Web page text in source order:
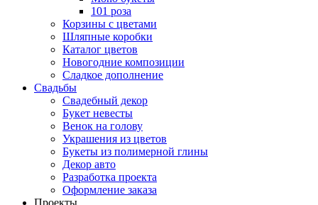
101 роза
Корзины с цветами
Шляпные коробки
Каталог цветов
Новогодние композиции
Сладкое дополнение
Свадьбы
Свадебный декор
Букет невесты
Венок на голову
Украшения из цветов
Букеты из полимерной глины
Декор авто
Разработка проекта
Оформление заказа
Проекты